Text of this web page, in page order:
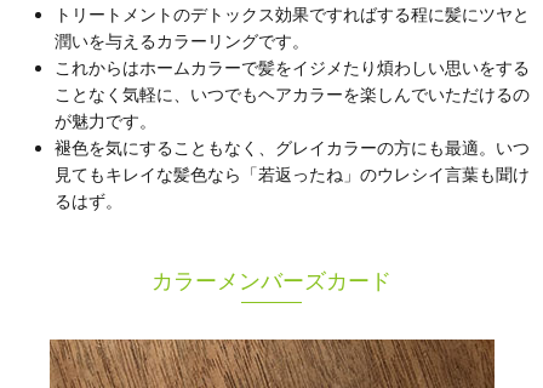
トリートメントのデトックス効果ですればする程に髪にツヤと
潤いを与えるカラーリングです。
これからはホームカラーで髪をイジメたり煩わしい思いをする
ことなく気軽に、いつでもヘアカラーを楽しんでいただけるの
が魅力です。
褪色を気にすることもなく、グレイカラーの方にも最適。いつ
見てもキレイな髪色なら「若返ったね」のウレシイ言葉も聞け
るはず。
カラーメンバーズカード